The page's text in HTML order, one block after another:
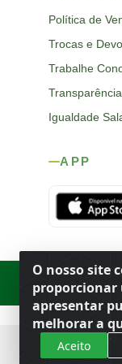
O nosso site
proporcionar
apresentar
melhorar a
Aceito
Política de
Trocas e
Trabalhe
Igualdade
APP
Rod. SP-215,